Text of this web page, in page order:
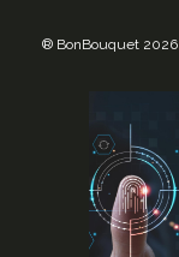
® BonBouquet 2026